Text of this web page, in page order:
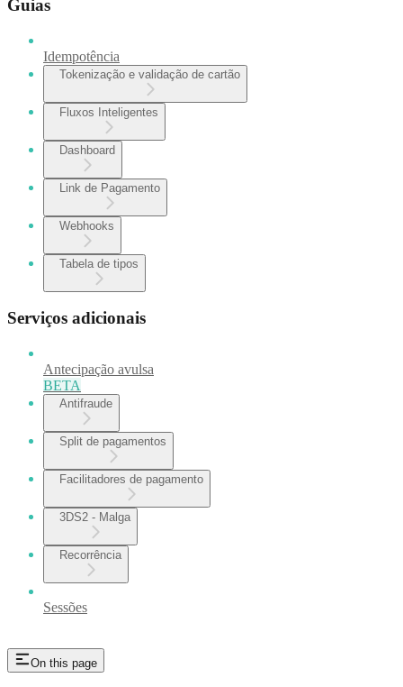
Guias
Idempotência
Tokenização e validação de cartão
Fluxos Inteligentes
Dashboard
Link de Pagamento
Webhooks
Tabela de tipos
Serviços adicionais
Antecipação avulsa
BETA
Antifraude
Split de pagamentos
Facilitadores de pagamento
3DS2 - Malga
Recorrência
Sessões
On this page